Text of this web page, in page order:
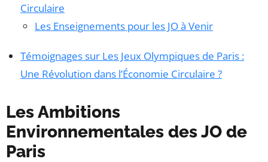
Circulaire
Les Enseignements pour les JO à Venir
Témoignages sur Les Jeux Olympiques de Paris :
Une Révolution dans l’Économie Circulaire ?
Les Ambitions
Environnementales des JO de
Paris